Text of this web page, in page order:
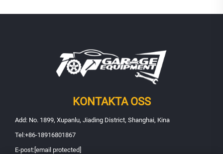
KONTAKTA OSS
Add: No. 1899, Xupanlu, Jiading District, Shanghai, Kina
Tel:+86-18916801867
E-post:[email protected]